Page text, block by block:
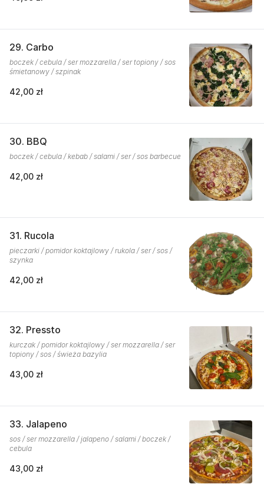
29. Carbo
boczek / cebula / ser mozzarella / ser topiony / sos
śmietanowy / szpinak
42,00 zł
30. BBQ
boczek / cebula / kebab / salami / ser / sos barbecue
42,00 zł
31. Rucola
pieczarki / pomidor koktajlowy / rukola / ser / sos /
szynka
42,00 zł
32. Pressto
kurczak / pomidor koktajlowy / ser mozzarella / ser
topiony / sos / świeża bazylia
43,00 zł
33. Jalapeno
sos / ser mozzarella / jalapeno / salami / boczek /
cebula
43,00 zł